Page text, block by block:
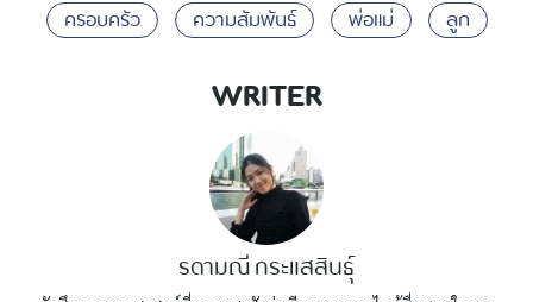
ครอบครัว ความสัมพันธ์ พ่อแม่ ลูก
WRITER
รดามณี กระแสสินธุ์